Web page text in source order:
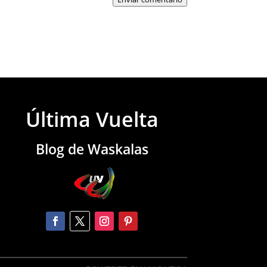
Última Vuelta
Blog de Waskalas